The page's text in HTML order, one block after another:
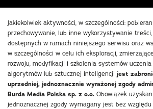
Jakiekolwiek aktywności, w szczególności:
przechowywanie, lub inne wykorzystywanie
dostępnych w ramach niniejszego serwisu oraz
w szczególności w celu ich eksploracji,
rozwoju, modyfikacji i szkolenia systemów uczenia
algorytmów lub sztucznej inteligencji jest
uprzedniej, jednoznacznie wyrażonej zgody
Burda Media Polska sp. z o.o. Obowiązek
jednoznacznej zgody wymagany jest bez